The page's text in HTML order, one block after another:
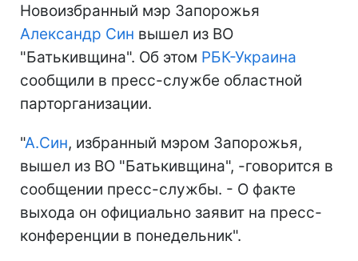
Новоизбранный мэр Запорожья
Александр Син вышел из ВО
"Батькивщина". Об этом РБК-Украина
сообщили в пресс-службе областной
парторганизации.
"А.Син, избранный мэром Запорожья,
вышел из ВО "Батькивщина", -говорится в
сообщении пресс-службы. - О факте
выхода он официально заявит на пресс-
конференции в понедельник".